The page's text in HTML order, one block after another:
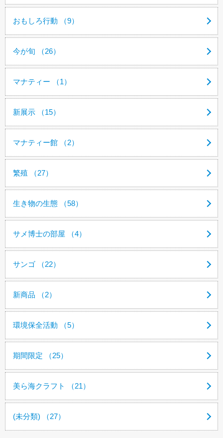
おもしろ行動 （9）
今が旬 （26）
マナティー （1）
新展示 （15）
マナティー館 （2）
繁殖 （27）
生き物の生態 （58）
サメ博士の部屋 （4）
サンゴ （22）
新商品 （2）
環境保全活動 （5）
期間限定 （25）
美ら海クラフト （21）
(未分類) （27）